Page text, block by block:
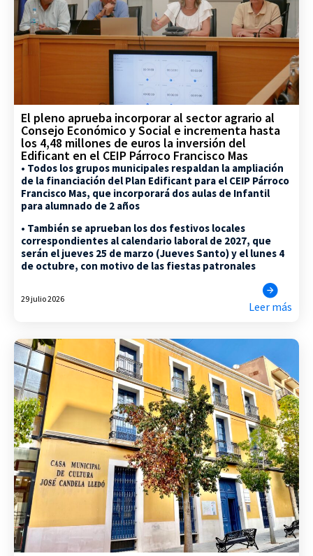
El pleno aprueba incorporar al sector agrario al
Consejo Económico y Social e incrementa hasta
los 4,48 millones de euros la inversión del
Edificant en el CEIP Párroco Francisco Mas
• Todos los grupos municipales respaldan la ampliación
de la financiación del Plan Edificant para el CEIP Párroco
Francisco Mas, que incorporará dos aulas de Infantil
para alumnado de 2 años
• También se aprueban los dos festivos locales
correspondientes al calendario laboral de 2027, que
serán el jueves 25 de marzo (Jueves Santo) y el lunes 4
de octubre, con motivo de las fiestas patronales
29 julio 2026
Leer más